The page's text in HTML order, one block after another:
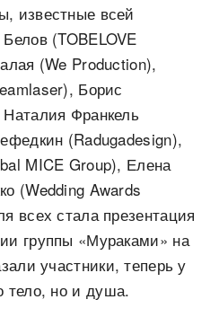
известные всей
(TOBELOVE
(We Production),
Борис
Франкель
(Radugadesign),
MICE Group), Елена
(Wedding Awards
всех стала презентация
группы «Мураками» на
участники, теперь у
тело, но и душа.